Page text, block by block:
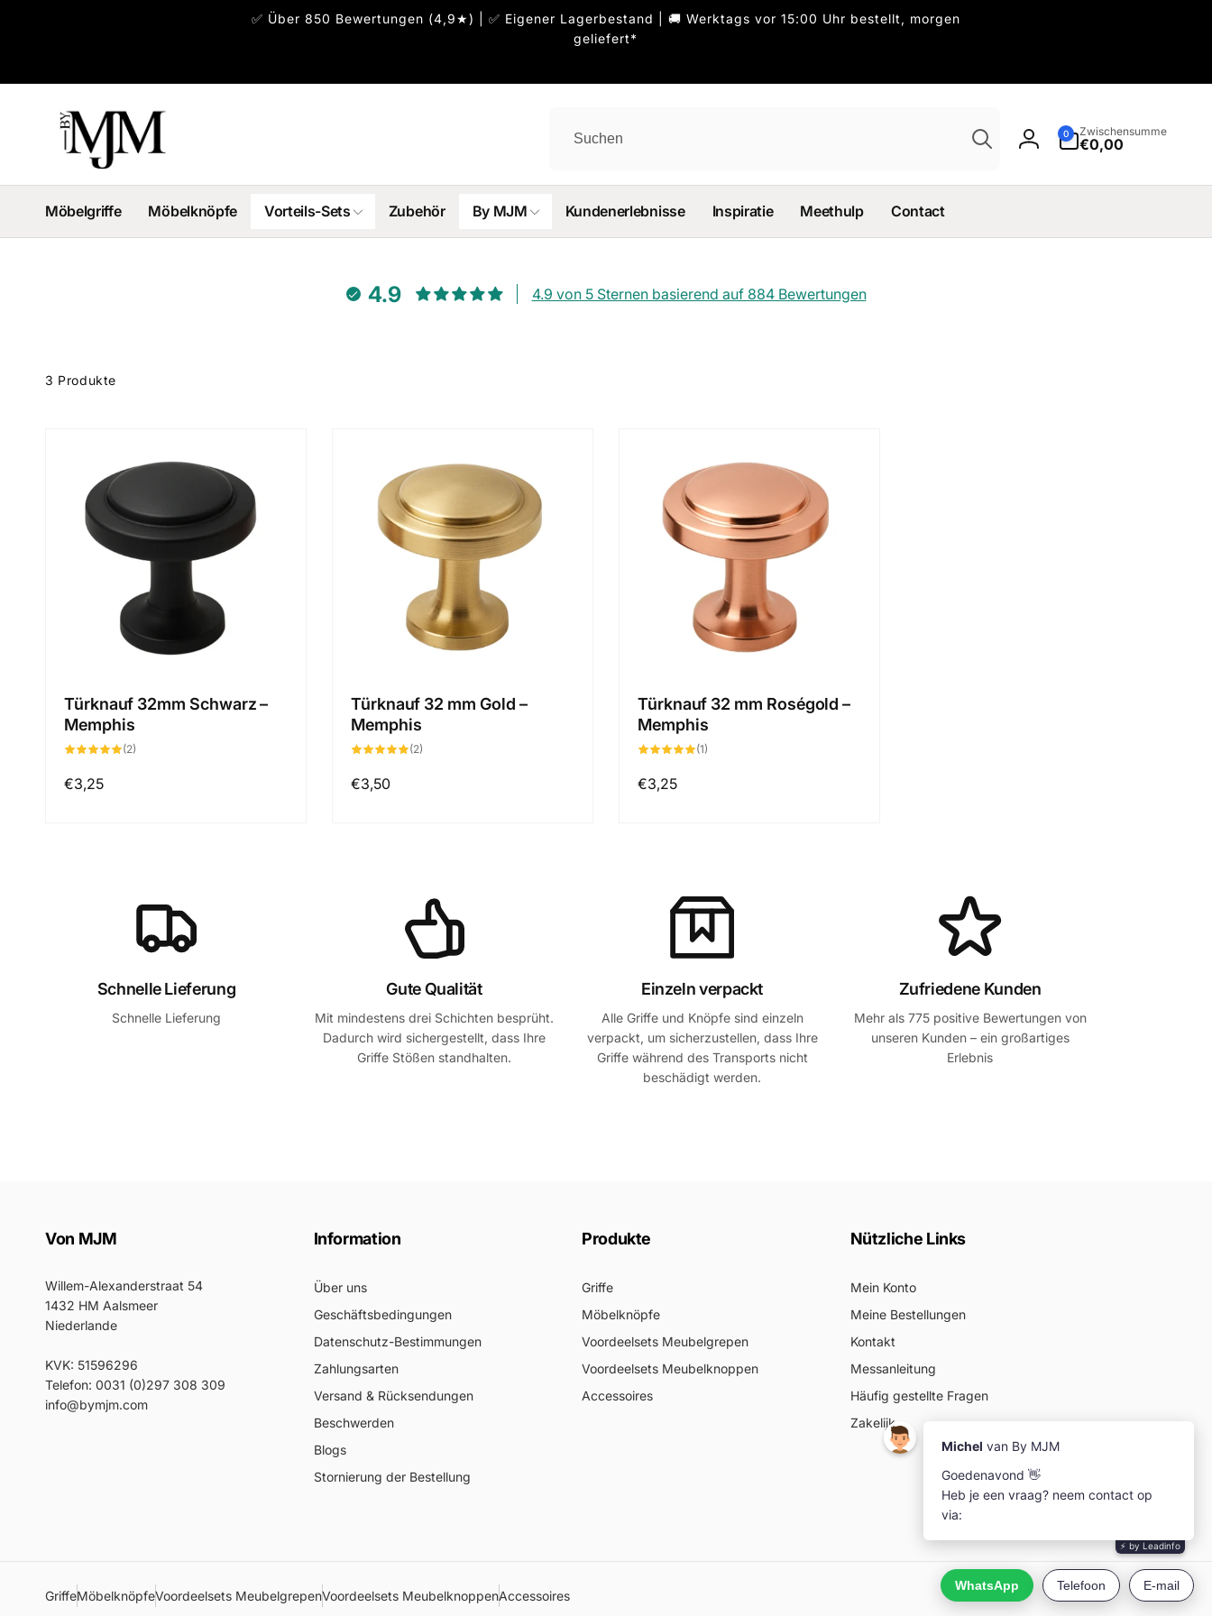
✅ Über 850 Bewertungen (4,9★) | ✅ Eigener Lagerbestand | 🚚 Werktags vor 15:00 Uhr bestellt, morgen
geliefert*
Einloggen
0
Artikel
Zwischensumme
€0,00
Möbelgriffe Möbelknöpfe Vorteils-Sets Zubehör By MJM Kundenerlebnisse Inspiratie Meethulp Contact
4.9 4.9 von 5 Sternen basierend auf 884 Bewertungen
3 Produkte
Türknauf 32mm Schwarz –
Memphis
(2)
Normaler
€3,25
Türknauf 32 mm Gold –
Memphis
(2)
Normaler
€3,50
Türknauf 32 mm Roségold –
Memphis
(1)
Normaler
€3,25
Schnelle Lieferung
Schnelle Lieferung
Gute Qualität
Mit mindestens drei Schichten besprüht.
Dadurch wird sichergestellt, dass Ihre
Griffe Stößen standhalten.
Einzeln verpackt
Alle Griffe und Knöpfe sind einzeln
verpackt, um sicherzustellen, dass Ihre
Griffe während des Transports nicht
beschädigt werden.
Zufriedene Kunden
Mehr als 775 positive Bewertungen von
unseren Kunden – ein großartiges
Erlebnis
Von MJM
Willem-Alexanderstraat 54
1432 HM Aalsmeer
Niederlande
KVK: 51596296
Telefon: 0031 (0)297 308 309
info@bymjm.com
Information
Über uns
Geschäftsbedingungen
Datenschutz-Bestimmungen
Zahlungsarten
Versand & Rücksendungen
Beschwerden
Blogs
Stornierung der Bestellung
Produkte
Griffe
Möbelknöpfe
Voordeelsets Meubelgrepen
Voordeelsets Meubelknoppen
Accessoires
Nützliche Links
Mein Konto
Meine Bestellungen
Kontakt
Messanleitung
Häufig gestellte Fragen
Zakelijk
GriffeMöbelknöpfeVoordeelsets MeubelgrepenVoordeelsets MeubelknoppenAccessoires